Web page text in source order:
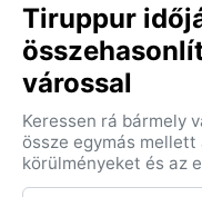
mégis élő.
A Köppen-
félszáraz éghajlat
°C-ot, a nappali
(decembertől
között mozog,
Tiruppur
várossal
Keressen rá bármely
össze egymás
körülményeket és az